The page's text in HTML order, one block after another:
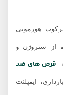
هورمونی
استروژن و
های ضد
ایمپلنت